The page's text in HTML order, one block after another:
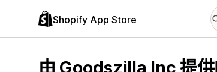
Shopify App Store
由 Goodszilla Inc 提